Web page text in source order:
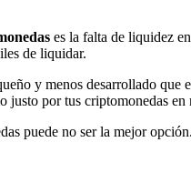
es la falta de liquidez
de liquidar.
y menos desarrollado
por tus criptomonedas
puede no ser la mejor opción.